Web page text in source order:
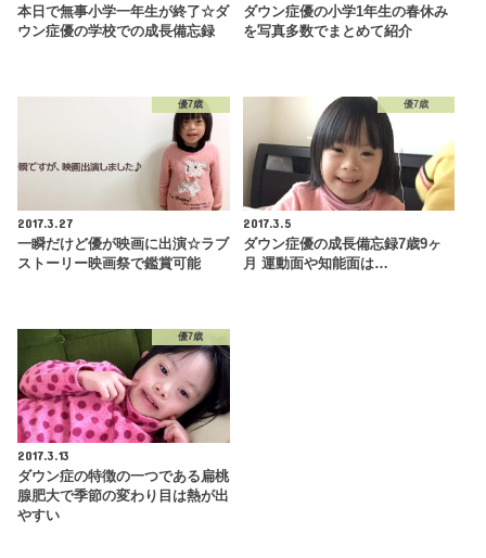
本日で無事小学一年生が終了☆ダ
ウン症優の学校での成長備忘録
ダウン症優の小学1年生の春休み
を写真多数でまとめて紹介
優7歳
2017.3.27
一瞬だけど優が映画に出演☆ラブ
ストーリー映画祭で鑑賞可能
優7歳
2017.3.5
ダウン症優の成長備忘録7歳9ヶ
月 運動面や知能面は…
優7歳
2017.3.13
ダウン症の特徴の一つである扁桃
腺肥大で季節の変わり目は熱が出
やすい